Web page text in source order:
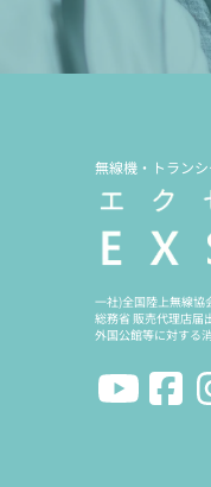
無線機・トラン
一社)全国陸上無線協
総務省 販売代理店届
外国公館等に対する